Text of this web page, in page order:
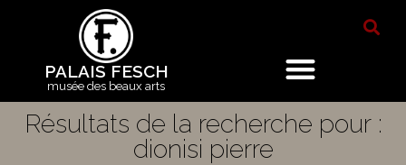
PALAIS FESCH
musée des beaux arts
Résultats de la recherche pour :
dionisi pierre